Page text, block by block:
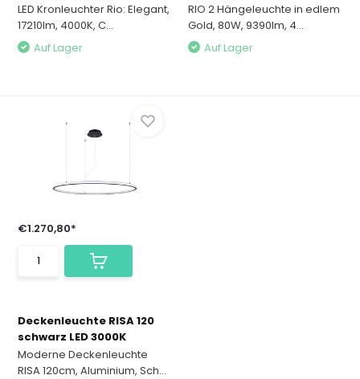
LED Kronleuchter Rio: Elegant,
17210lm, 4000K, C...
Auf Lager
RIO 2 Hängeleuchte in edlem
Gold, 80W, 9390lm, 4...
Auf Lager
€1.270,80*
Deckenleuchte RISA 120
schwarz LED 3000K
Moderne Deckenleuchte
RISA 120cm, Aluminium, Sch...